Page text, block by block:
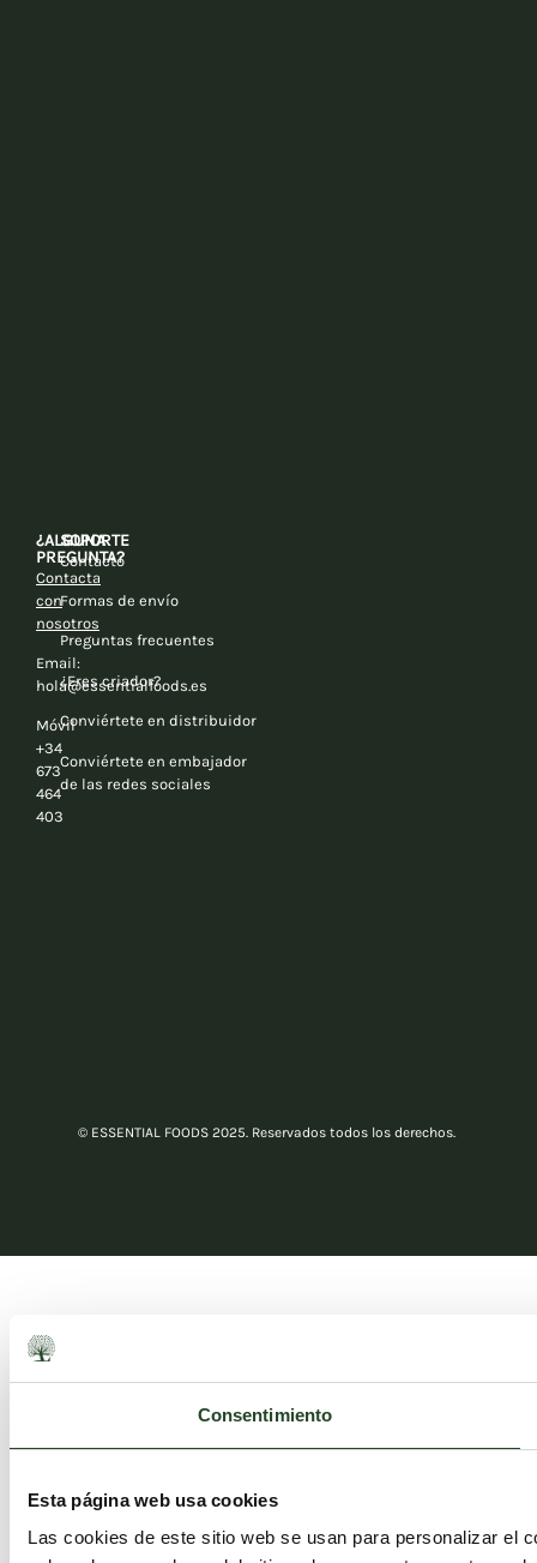
Consentimiento
Esta página web usa cookies
Las cookies de este sitio web se usan para personalizar el
¿ALGUNA
PREGUNTA?
Contacta
con
nosotros
Email:
hola@essentialfoods.es
Móvil
+34
673
464
403
SOPORTE
Contacto
Formas de envío
Preguntas frecuentes
¿Eres criador?
Conviértete en distribuidor
Conviértete en embajador
de las redes sociales
© ESSENTIAL FOODS 2025. Reservados todos los derechos.